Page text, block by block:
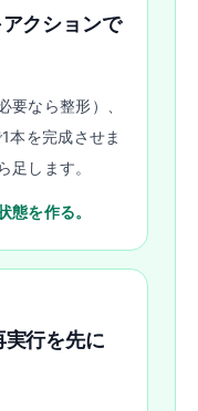
クションで
要なら整形）、
本を完成させま
足します。
態を作る。
行を先に